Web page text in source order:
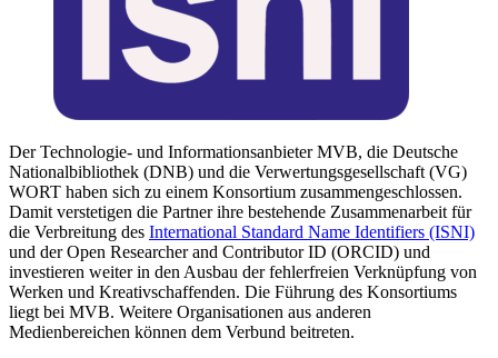
Der Technologie- und Informationsanbieter MVB, die Deutsche
Nationalbibliothek (DNB) und die Verwertungsgesellschaft (VG)
WORT haben sich zu einem Konsortium zusammengeschlossen.
Damit verstetigen die Partner ihre bestehende Zusammenarbeit für
die Verbreitung des International Standard Name Identifiers (ISNI)
und der Open Researcher and Contributor ID (ORCID) und
investieren weiter in den Ausbau der fehlerfreien Verknüpfung von
Werken und Kreativschaffenden. Die Führung des Konsortiums
liegt bei MVB. Weitere Organisationen aus anderen
Medienbereichen können dem Verbund beitreten.